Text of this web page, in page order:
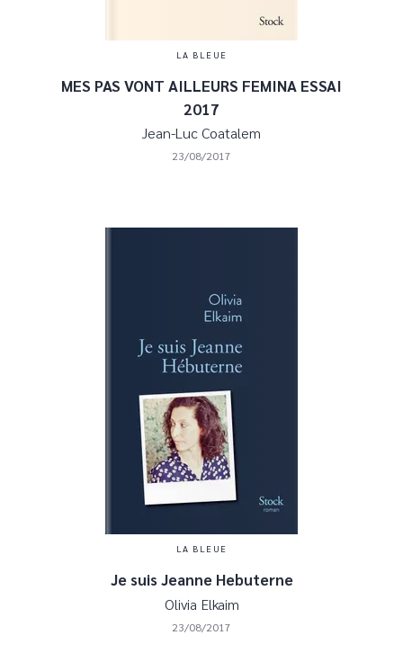
LA BLEUE
MES PAS VONT AILLEURS FEMINA ESSAI
2017
Jean-Luc Coatalem
23/08/2017
LA BLEUE
Je suis Jeanne Hebuterne
Olivia Elkaim
23/08/2017